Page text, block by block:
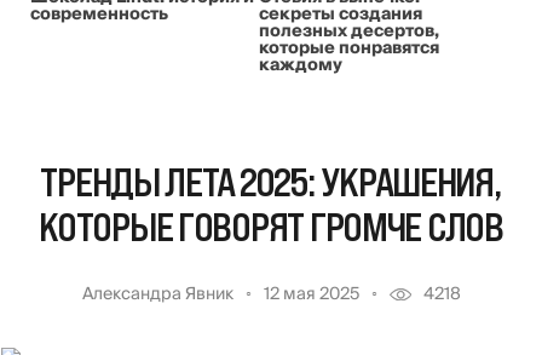
современность секреты создания
полезных десертов,
которые понравятся
каждому
ТРЕНДЫ ЛЕТА 2025: УКРАШЕНИЯ,
КОТОРЫЕ ГОВОРЯТ ГРОМЧЕ СЛОВ
Александра Явник 12 мая 2025 4218